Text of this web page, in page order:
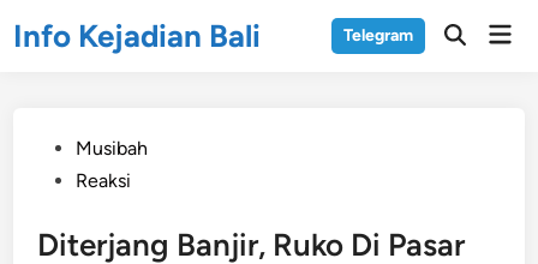
toInfo Kejadian Bali Telegram
Open
PostedMusibah
Reaksi
Diterjang Banjir, Ruko Di Pasar